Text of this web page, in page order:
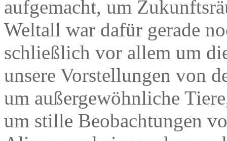
aufgemacht, um
Weltall war dafür gerade
schließlich vor allem um
unsere Vorstellungen von
um außergewöhnliche
um stille Beobachtungen